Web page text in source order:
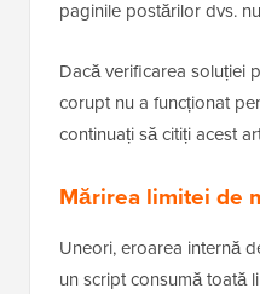
paginile postărilor dvs.
Dacă verificarea soluției
corupt nu a funcționat
continuați să citiți acest
Mărirea limitei de
Uneori, eroarea internă
un script consumă toată